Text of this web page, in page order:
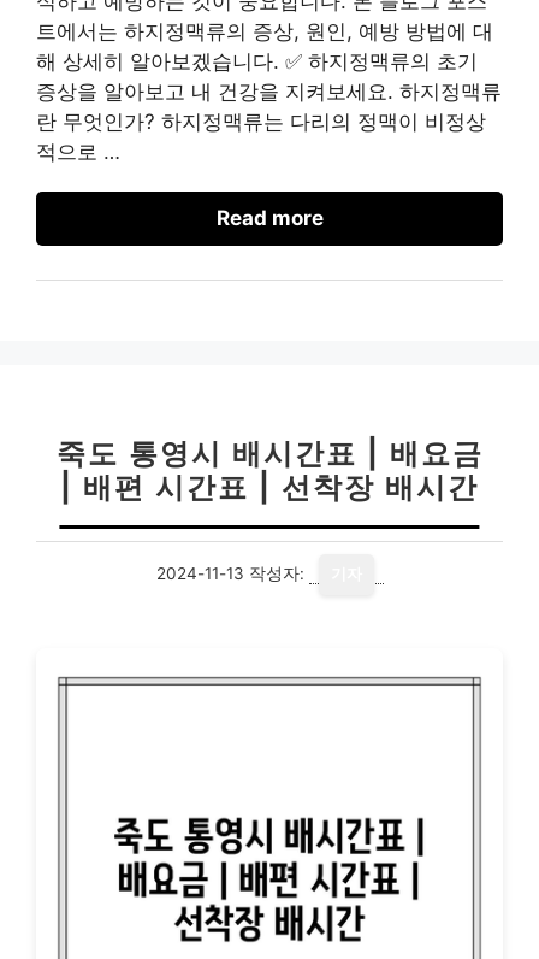
트에서는 하지정맥류의 증상, 원인, 예방 방법에 대
해 상세히 알아보겠습니다. ✅ 하지정맥류의 초기
증상을 알아보고 내 건강을 지켜보세요. 하지정맥류
란 무엇인가? 하지정맥류는 다리의 정맥이 비정상
적으로 …
Read more
죽도 통영시 배시간표 | 배요금
| 배편 시간표 | 선착장 배시간
2024-11-13 작성자: